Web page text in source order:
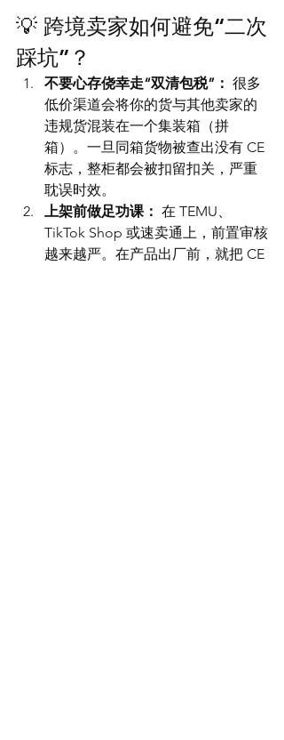
💡 跨境卖家如何避免“二次
踩坑”？
不要心存侥幸走“双清包税”： 很多
低价渠道会将你的货与其他卖家的
违规货混装在一个集装箱（拼
箱）。一旦同箱货物被查出没有 CE
标志，整柜都会被扣留扣关，严重
耽误时效。
上架前做足功课： 在 TEMU、
TikTok Shop 或速卖通上，前置审核
越来越严。在产品出厂前，就把 CE